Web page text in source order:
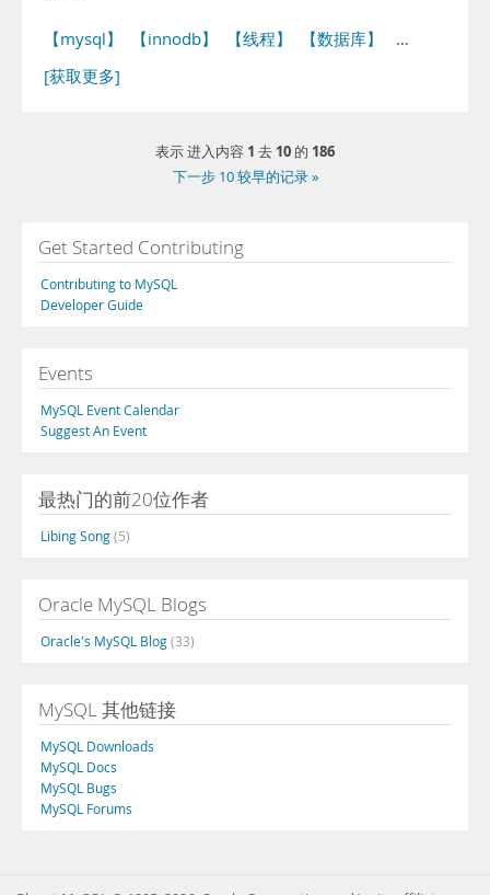
【mysql】 【innodb】 【线程】 【数据库】
…
[获取更多]
表示 进入内容 1 去 10 的 186
下一步 10 较早的记录 »
Get Started Contributing
Contributing to MySQL
Developer Guide
Events
MySQL Event Calendar
Suggest An Event
最热门的前20位作者
Libing Song(5)
Oracle MySQL Blogs
Oracle's MySQL Blog(33)
MySQL 其他链接
MySQL Downloads
MySQL Docs
MySQL Bugs
MySQL Forums